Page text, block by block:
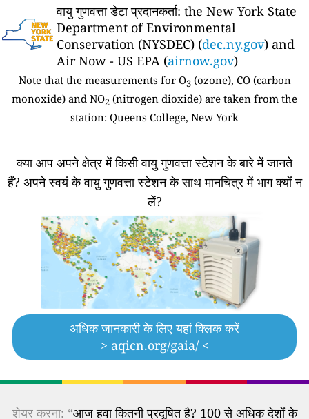
वायु गुणवत्ता डेटा प्रदानकर्ता: the New York State
Department of Environmental
Conservation (NYSDEC) (dec.ny.gov) and
Air Now - US EPA (airnow.gov)
Note that the measurements for O3(ozone), CO (carbon
monoxide) and NO2 (nitrogen dioxide) are taken from the
station: Queens College, New York
क्या आप अपने क्षेत्र में किसी वायु गुणवत्ता स्टेशन के बारे में जानते
हैं? अपने स्वयं के वायु गुणवत्ता स्टेशन के साथ मानचित्र में भाग क्यों न
लें?
अधिक जानकारी के लिए यहां क्लिक करें
> aqicn.org/gaia/ <
शेयर करना: “आज हवा कितनी प्रदूषित है? 100 से अधिक देशों के